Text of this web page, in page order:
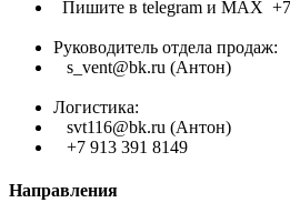
Пишите в telegram и МАХ +7
Руководитель отдела продаж:
s_vent@bk.ru (Антон)
Логистика:
svt116@bk.ru (Антон)
+7 913 391 8149
Направления